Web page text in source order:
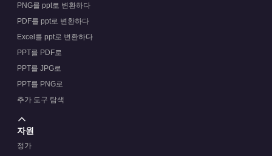
PNG를 ppt로 변환하다
PDF를 ppt로 변환하다
Excel를 ppt로 변환하다
PPT를 PDF로
PPT를 JPG로
PPT를 PNG로
추가 도구 탐색
자원
정가